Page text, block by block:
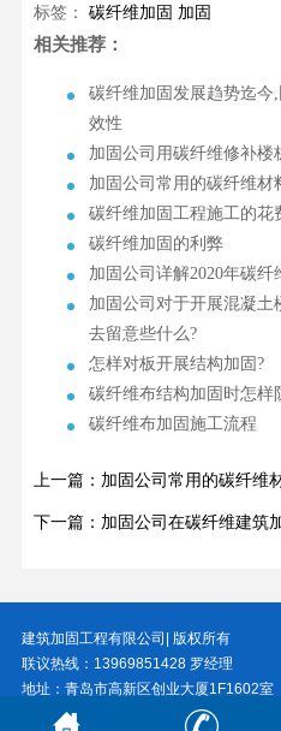
标签： 碳纤维加固 加固
相关推荐：
碳纤维加固发展趋势迄今
效性
加固公司用碳纤维修补楼
加固公司常用的碳纤维材
碳纤维加固工程施工的花
碳纤维加固的利弊
加固公司详解2020年碳纤
加固公司对于开展混凝土
去留意些什么?
怎样对板开展结构加固?
碳纤维布结构加固时怎样
碳纤维布加固施工流程
上一篇：加固公司常用的碳纤维
下一篇：加固公司在碳纤维建筑
建筑加固工程有限公司| 版权
联议热线：13969851428 罗经理
地址：青岛市高新区创业大厦1F1602室